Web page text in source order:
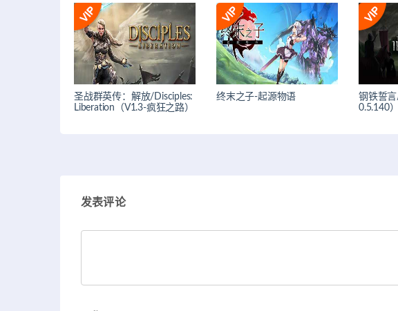
圣战群英传：解放/Disciples:
Liberation（V1.3-疯狂之路）
终末之子-起源物语
钢铁誓
0.5.140）
发表评论